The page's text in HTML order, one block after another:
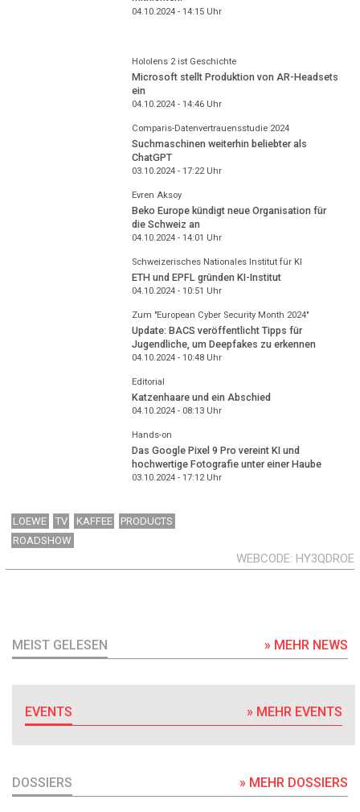
04.10.2024 - 14:15Uhr
Hololens 2 ist Geschichte
Microsoft stellt Produktion von AR-Headsets
ein
04.10.2024 - 14:46Uhr
Comparis-Datenvertrauensstudie 2024
Suchmaschinen weiterhin beliebter als
ChatGPT
03.10.2024 - 17:22Uhr
Evren Aksoy
Beko Europe kündigt neue Organisation für
die Schweiz an
04.10.2024 - 14:01 Uhr
Schweizerisches Nationales Institut für KI
ETH und EPFL gründen KI-Institut
04.10.2024 - 10:51 Uhr
Zum "European Cyber Security Month 2024"
Update: BACS veröffentlicht Tipps für
Jugendliche, um Deepfakes zu erkennen
04.10.2024 - 10:48Uhr
Editorial
Katzenhaare und ein Abschied
04.10.2024 - 08:13Uhr
Hands-on
Das Google Pixel 9 Pro vereint KI und
hochwertige Fotografie unter einer Haube
03.10.2024 - 17:12Uhr
LOEWE TV KAFFEE
PRODUCTS
ROADSHOW
WEBCODE HY3QDROE
MEIST GELESEN » MEHR NEWS
EVENTS » MEHR EVENTS
DOSSIERS » MEHR DOSSIERS